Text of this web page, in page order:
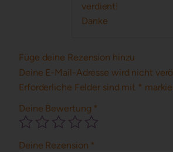
verdient!
Danke
Füge deine Rezension hinzu
Deine E-Mail-Adresse wird nicht
Erforderliche Felder sind mit *
Deine Bewertung *
Deine Rezension *